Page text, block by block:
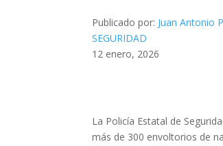
Publicado por: Juan Antonio
SEGURIDAD
12 enero, 2026
La Policía Estatal de
más de 300 envoltorios de